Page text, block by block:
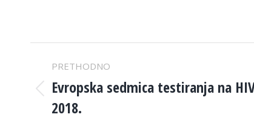
POST
NAVIGATION
PRETHODNO
Previous
post:
Evropska sedmica testiranja na
2018.